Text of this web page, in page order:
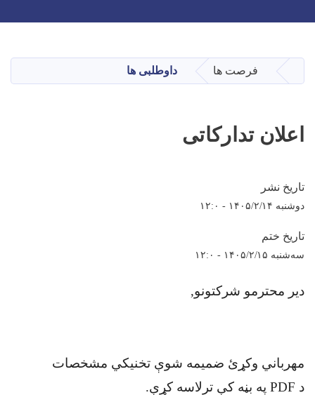
main
content
صفحه اصلی
فرصت ها داوطلبی ها
اعلان تدارکاتی
تاریخ نشر
دوشنبه ۱۴۰۵/۲/۱۴ - ۱۲:۰
تاریخ ختم
سه‌شنبه ۱۴۰۵/۲/۱۵ - ۱۲:۰
دیر محترمو شرکتونو,
مهرباني وکړئ ضمیمه شوې تخنيکي مشخصات
د PDF په بڼه کې ترلاسه کړې.